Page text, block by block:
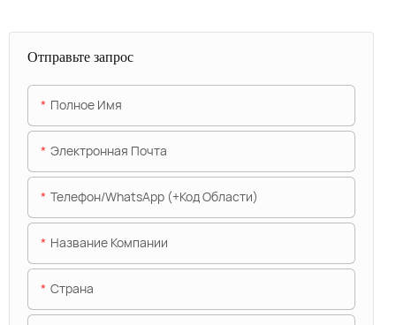
Отправьте запрос
Полное Имя
Электронная Почта
Телефон/WhatsApp (+код Области)
Название Компании
Страна